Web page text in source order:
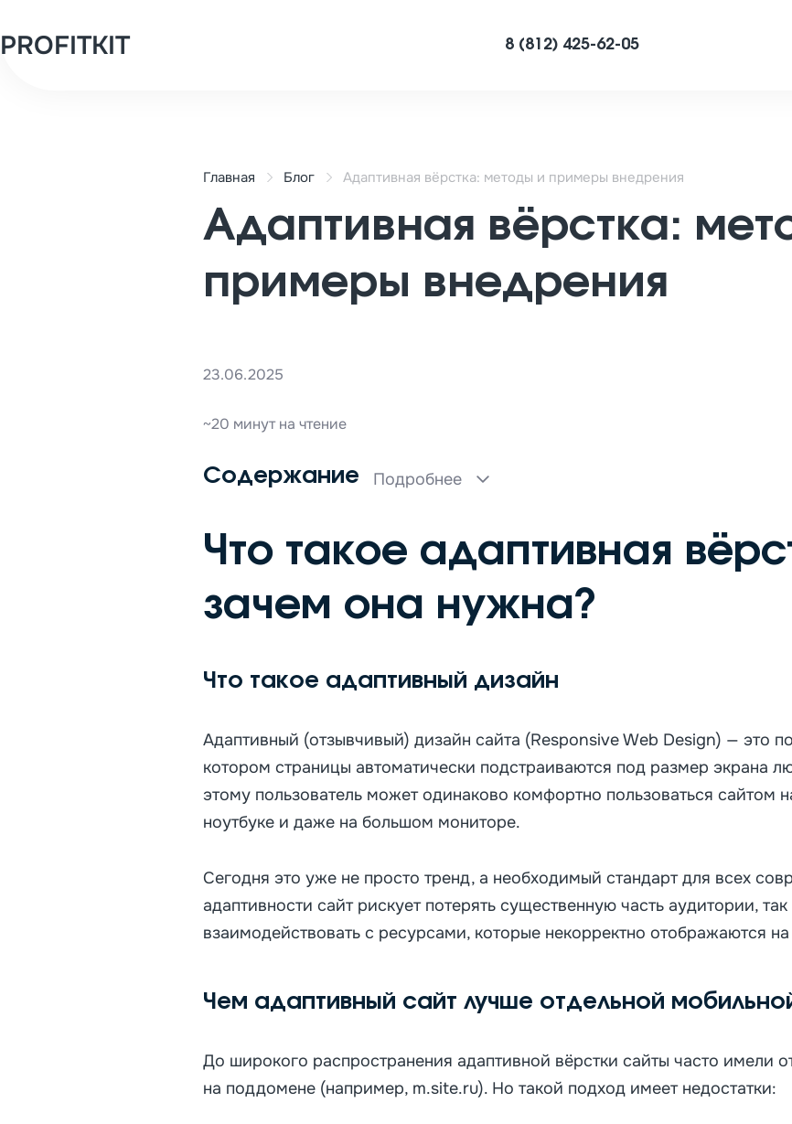
PROFITKIT 8 (812) 425-62-05
Главная Блог Адаптивная вёрстка: методы и примеры внедрения
Адаптивная вёрстка:
примеры внедрения
23.06.2025
~20 минут на чтение
Содержание Подробнее
Что такое адаптивная
зачем она нужна?
Что такое адаптивный дизайн
Адаптивный (отзывчивый) дизайн сайта (Responsive Web Design) — это
котором страницы автоматически подстраиваются под размер экрана
этому пользователь может одинаково комфортно пользоваться сайтом
ноутбуке и даже на большом мониторе.
Сегодня это уже не просто тренд, а необходимый стандарт для всех
адаптивности сайт рискует потерять существенную часть аудитории,
взаимодействовать с ресурсами, которые некорректно отображаются на
Чем адаптивный сайт лучше отдельной
До широкого распространения адаптивной вёрстки сайты часто имели
на поддомене (например, m.site.ru). Но такой подход имеет недостатки: